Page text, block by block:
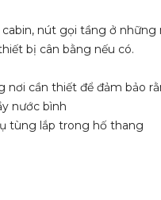
nút gọi tầng ở những
bị cân bằng nếu có.
nơi cần thiết để đảm bảo
nước bình
tùng lắp trong hố thang